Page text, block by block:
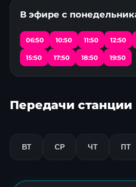
В эфире с
06:50 10:50 11:50 12:50
15:50 17:50 18:50 19:50
Передачи станции
ВТ СР ЧТ ПТ